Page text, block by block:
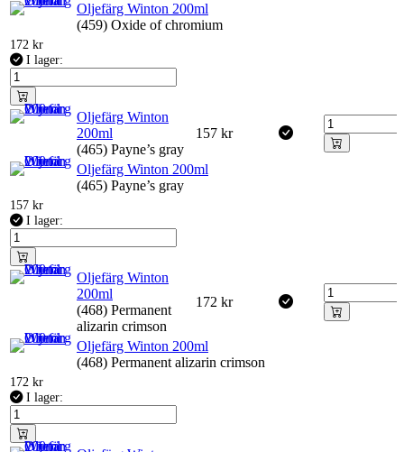
Oljefärg Winton 200ml
(459) Oxide of chromium
172 kr
I lager:
Oljefärg Winton
200ml
(465) Payne’s gray
157 kr
Oljefärg Winton 200ml
(465) Payne’s gray
157 kr
I lager:
Oljefärg Winton
200ml
(468) Permanent
alizarin crimson
172 kr
Oljefärg Winton 200ml
(468) Permanent alizarin crimson
172 kr
I lager: